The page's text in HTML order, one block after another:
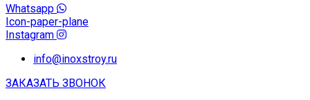
Whatsapp
Icon-paper-plane
Instagram
info@inoxstroy.ru
ЗАКАЗАТЬ ЗВОНОК